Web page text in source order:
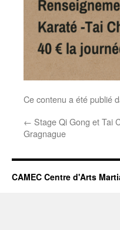
Ce contenu a été publié
← Stage Qi Gong et Tai
Gragnague
CAMEC Centre d'Arts